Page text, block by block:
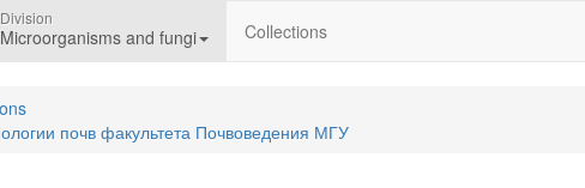
Division
Microorganisms and fungi Collections
почв факультета Почвоведения МГУ